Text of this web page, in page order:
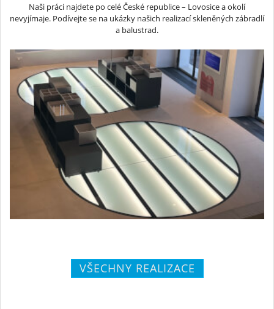
Naši práci najdete po celé České republice – Lovosice a okolí
nevyjímaje. Podívejte se na ukázky našich realizací skleněných zábradlí
a balustrad.
VŠECHNY REALIZACE